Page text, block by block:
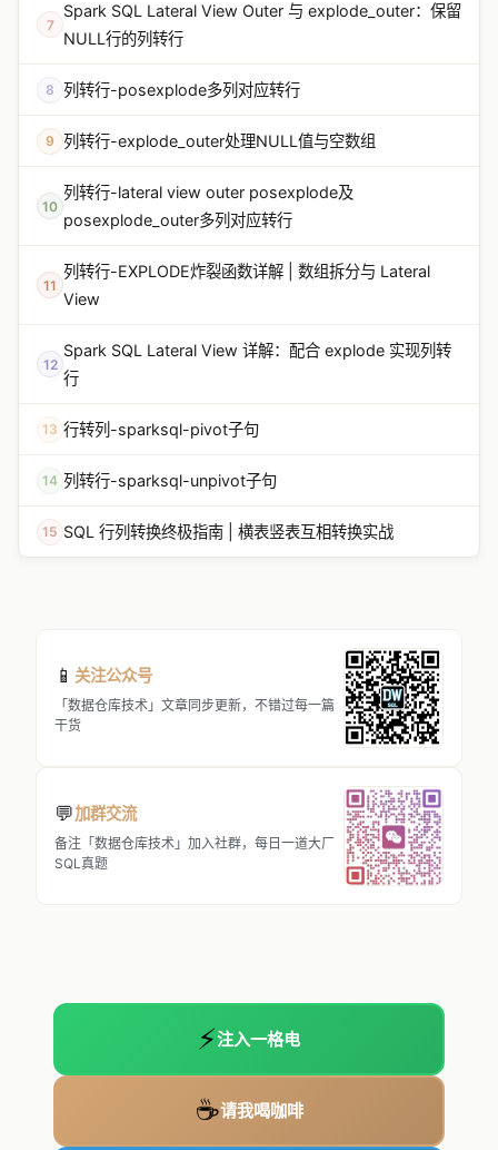
7
Spark SQL Lateral View Outer 与 explode_outer：保留
NULL行的列转行
8 列转行-posexplode多列对应转行
9 列转行-explode_outer处理NULL值与空数组
10
列转行-lateral view outer posexplode及
posexplode_outer多列对应转行
11
列转行-EXPLODE炸裂函数详解 | 数组拆分与 Lateral
View
12
Spark SQL Lateral View 详解：配合 explode 实现列转
行
13 行转列-sparksql-pivot子句
14 列转行-sparksql-unpivot子句
15 SQL 行列转换终极指南 | 横表竖表互相转换实战
📱 关注公众号
「数据仓库技术」文章同步更新，不错过每一篇
干货
💬加群交流
备注「数据仓库技术」加入社群，每日一道大厂
SQL真题
⚡注入一格电
☕请我喝咖啡